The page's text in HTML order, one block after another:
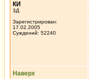
КИ
3Д
Зарегистрирован:
17.02.2005
Суждений: 52240
Наверх